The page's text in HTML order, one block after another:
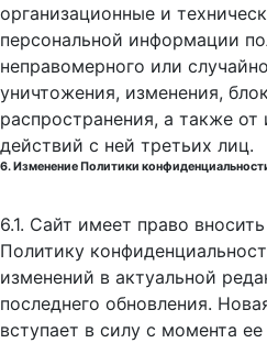
организационные и
персональной информации
неправомерного или
уничтожения, изменения,
распространения, а также
действий с ней третьих лиц.
6. Изменение Политики
6.1. Сайт имеет право
Политику
изменений в актуальной
последнего обновления.
вступает в силу с момента